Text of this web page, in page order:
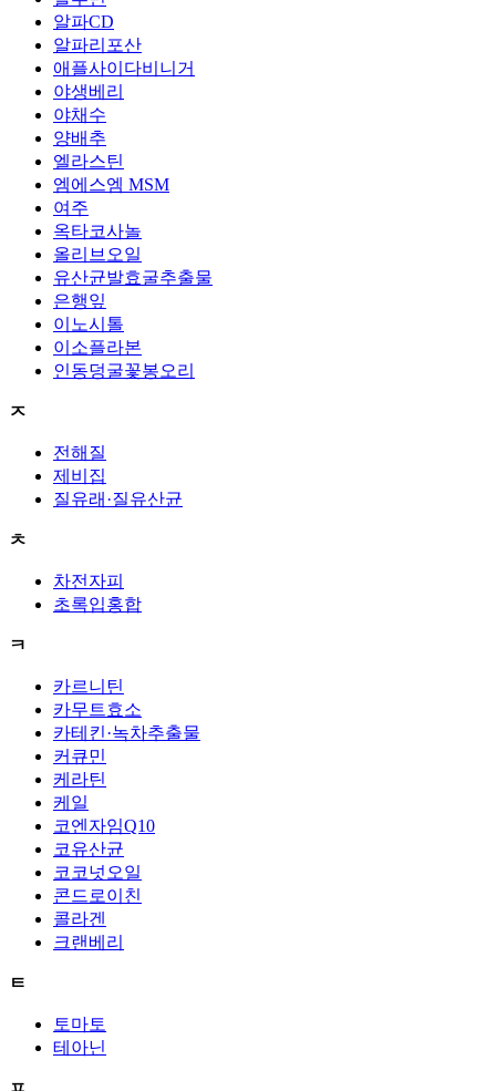
알파CD
알파리포산
애플사이다비니거
야생베리
야채수
양배추
엘라스틴
엠에스엠 MSM
여주
옥타코사놀
올리브오일
유산균발효굴추출물
은행잎
이노시톨
이소플라본
인동덩굴꽃봉오리
ㅈ
전해질
제비집
질유래·질유산균
ㅊ
차전자피
초록입홍합
ㅋ
카르니틴
카무트효소
카테킨·녹차추출물
커큐민
케라틴
케일
코엔자임Q10
코유산균
코코넛오일
콘드로이친
콜라겐
크랜베리
ㅌ
토마토
테아닌